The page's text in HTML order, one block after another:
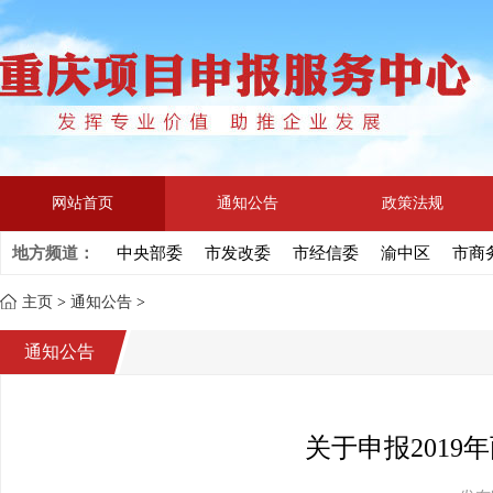
网站首页 通知公告 政策法规
地方频道： 中央部委 市发改委 市经信委 渝中区 市商
主页 > 通知公告 >
通知公告
关于申报2019